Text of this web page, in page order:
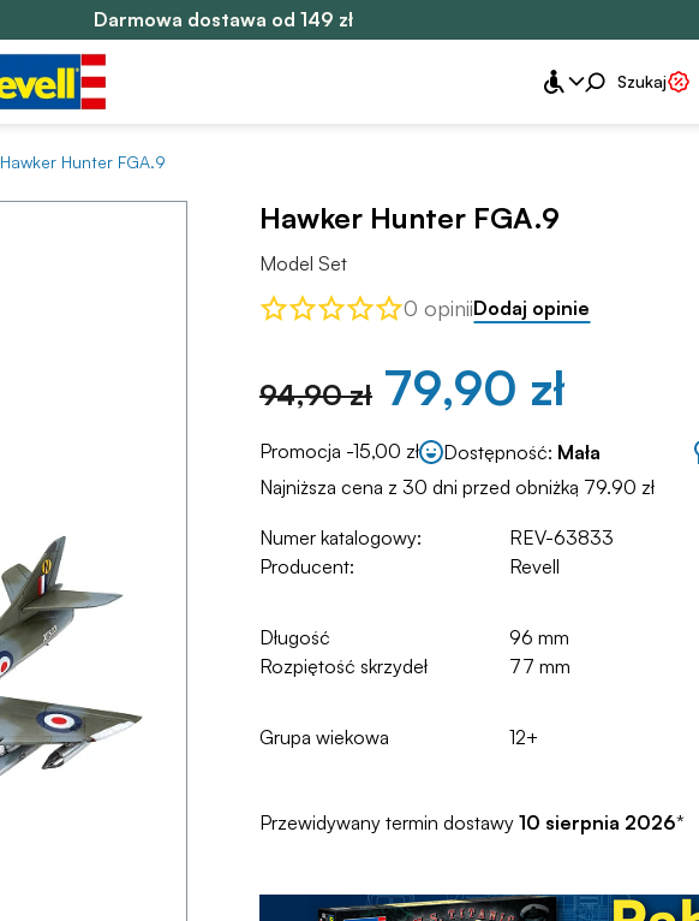
Darmowa dostawa od 149 zł
Szukaj
Hawker Hunter FGA.9
Hawker Hunter FGA.9
Model Set
0 opiniiDodaj opinie
94,90 zł 79,90 zł
Promocja -15,00 zł Dostępność: Mała
Najniższa cena z 30 dni przed obniżką 79.90 zł
Numer katalogowy:
REV-63833
Producent:
Revell
Długość
96 mm
Rozpiętość skrzydeł
77 mm
Grupa wiekowa 12+
Przewidywany termin dostawy 10 sierpnia 2026*